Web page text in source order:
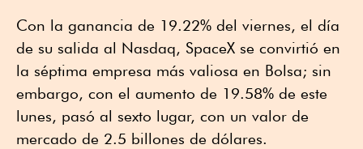
Con la ganancia de 19.22% del viernes, el día
de su salida al Nasdaq, SpaceX se convirtió en
la séptima empresa más valiosa en Bolsa; sin
embargo, con el aumento de 19.58% de este
lunes, pasó al sexto lugar, con un valor de
mercado de 2.5 billones de dólares.